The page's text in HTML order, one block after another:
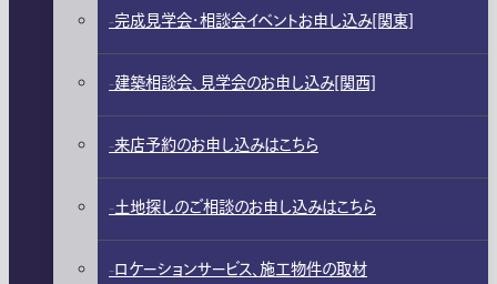
完成見学会・相談会イベントお申し込み[関東]
建築相談会、見学会のお申し込み[関西]
来店予約のお申し込みはこちら
土地探しのご相談のお申し込みはこちら
ロケーションサービス、施工物件の取材